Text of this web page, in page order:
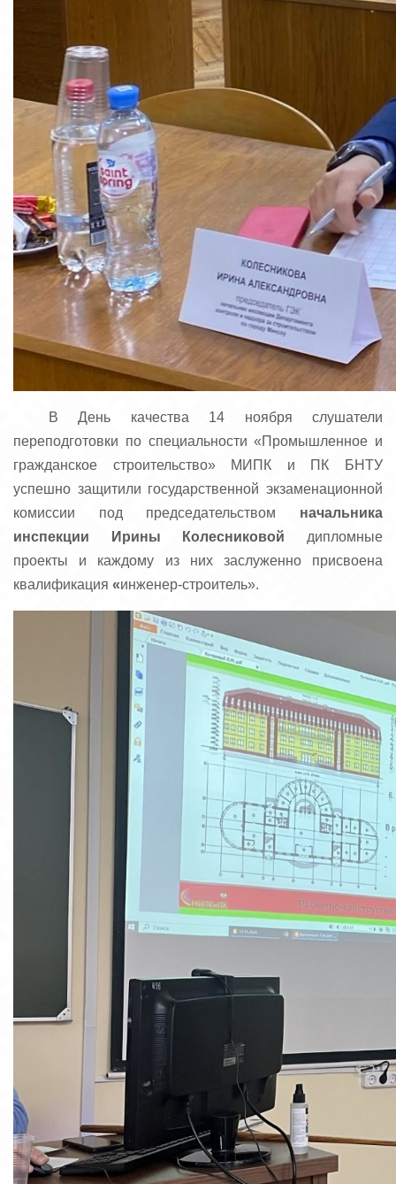
В День качества 14 ноября слушатели
переподготовки по специальности «Промышленное и
гражданское строительство» МИПК и ПК БНТУ
успешно защитили государственной экзаменационной
комиссии под председательством начальника
инспекции Ирины Колесниковой дипломные
проекты и каждому из них заслуженно присвоена
квалификация «инженер-строитель».